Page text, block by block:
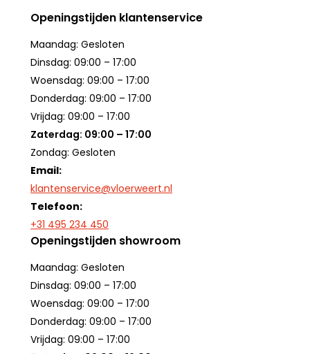
Openingstijden klantenservice
Maandag: Gesloten
Dinsdag: 09:00 – 17:00
Woensdag: 09:00 – 17:00
Donderdag: 09:00 – 17:00
Vrijdag: 09:00 – 17:00
Zaterdag: 09:00 – 17:00
Zondag: Gesloten
Email:
klantenservice@vloerweert.nl
Telefoon:
+31 495 234 450
Openingstijden showroom
Maandag: Gesloten
Dinsdag: 09:00 – 17:00
Woensdag: 09:00 – 17:00
Donderdag: 09:00 – 17:00
Vrijdag: 09:00 – 17:00